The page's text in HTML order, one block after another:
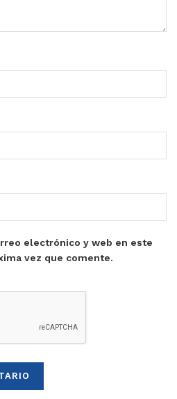
electrónico y web en este
vez que comente.